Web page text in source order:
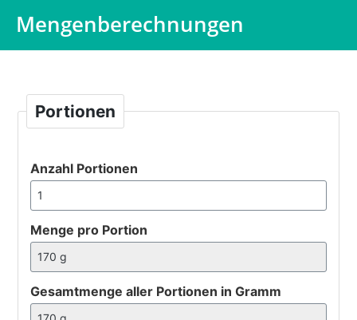
Mengenberechnungen
Portionen
Anzahl Portionen
Menge pro Portion
Gesamtmenge aller Portionen in Gramm